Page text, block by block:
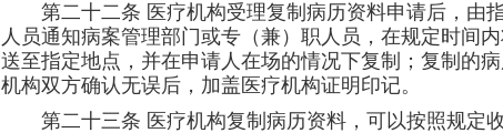
第二十二条 医疗机构受理复制病历资料申请后，由
人员通知病案管理部门或专（兼）职人员，在规定时间
送至指定地点，并在申请人在场的情况下复制；复制的
机构双方确认无误后，加盖医疗机构证明印记。
第二十三条 医疗机构复制病历资料，可以按照规定收